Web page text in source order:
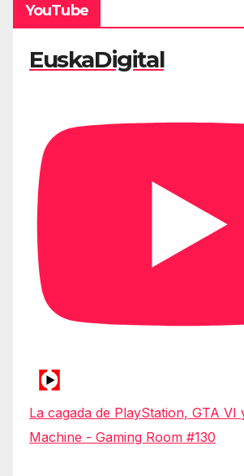
YouTube
EuskaDigital
La cagada de PlayStation, GTA VI
Machine - Gaming Room #130